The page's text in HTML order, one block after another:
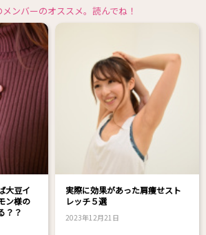
ンバーのオススメ。読んでね！
大豆イ
ン様の
？？
実際に効果があった肩痩せスト
レッチ５選
2023年12月21日